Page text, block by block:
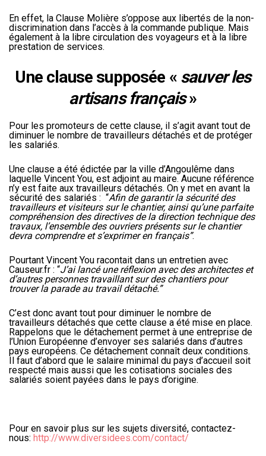
En effet, la Clause Molière s’oppose aux libertés de la non-
discrimination dans l’accès à la commande publique. Mais
également à la libre circulation des voyageurs et à la libre
prestation de services.
Une clause supposée « sauver les
artisans français»
Pour les promoteurs de cette clause, il s’agit avant tout de
diminuer le nombre de travailleurs détachés et de protéger
les salariés.
Une clause a été édictée par la ville d’Angoulême dans
laquelle Vincent You, est adjoint au maire. Aucune référence
n’y est faite aux travailleurs détachés. On y met en avant la
sécurité des salariés : “Afin de garantir la sécurité des
travailleurs et visiteurs sur le chantier, ainsi qu’une parfaite
compréhension des directives de la direction technique des
travaux, l’ensemble des ouvriers présents sur le chantier
devra comprendre et s’exprimer en français”.
Pourtant Vincent You racontait dans un entretien avec
Causeur.fr : “J’ai lancé une réflexion avec des architectes et
d’autres personnes travaillant sur des chantiers pour
trouver la parade au travail détaché.”
C’est donc avant tout pour diminuer le nombre de
travailleurs détachés que cette clause a été mise en place.
Rappelons que le détachement permet à une entreprise de
l’Union Européenne d’envoyer ses salariés dans d’autres
pays européens. Ce détachement connaît deux conditions.
Il faut d’abord que le salaire minimal du pays d’accueil soit
respecté mais aussi que les cotisations sociales des
salariés soient payées dans le pays d’origine.
Pour en savoir plus sur les sujets diversité, contactez-
nous: http://www.diversidees.com/contact/